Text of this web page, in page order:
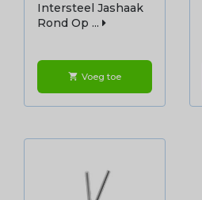
Intersteel Jashaak
Rond Op ...
shopping_cart Voeg toe